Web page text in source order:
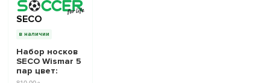
SECO
в наличии
Набор носков
SECO Wismar 5
пар цвет:
белый